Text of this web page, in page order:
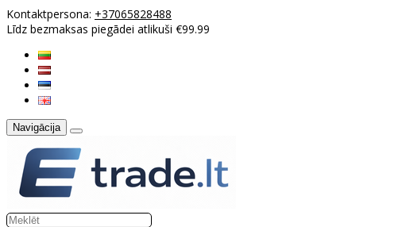
Kontaktpersona: +37065828488
Līdz bezmaksas piegādei atlikuši €99.99
Navigācija